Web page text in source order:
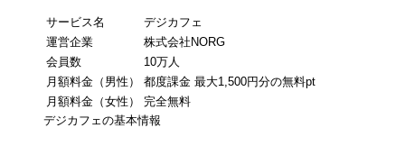
サービス名
デジカフェ
運営企業
株式会社NORG
会員数
10万人
月額料金（男性）
都度課金 最大1,500円分の無料pt
月額料金（女性）
完全無料
デジカフェの基本情報